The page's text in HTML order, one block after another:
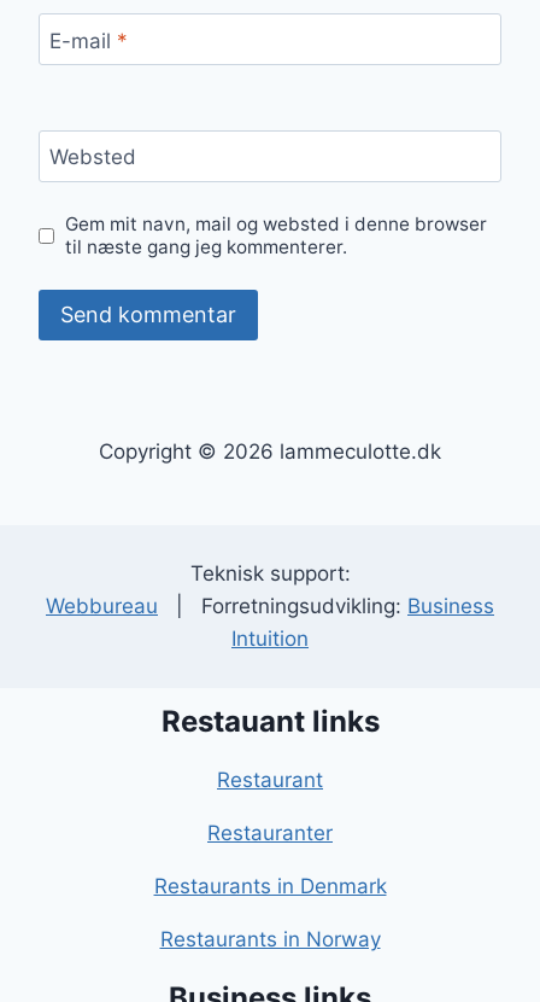
E-mail *
Websted
Gem mit navn, mail og websted i denne browser
til næste gang jeg kommenterer.
Copyright © 2026 lammeculotte.dk
Teknisk support:
Webbureau | Forretningsudvikling: Business
Intuition
Restauant links
Restaurant
Restauranter
Restaurants in Denmark
Restaurants in Norway